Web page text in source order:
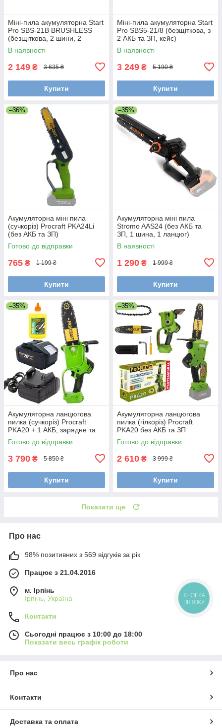
Міні-пила акумуляторна Start
Pro SBS-21B BRUSHLESS
(безщіткова, 2 шини, 2
ланцюга, з АКБ та ЗП)
В наявності
2 149 ₴ 3 635 ₴
Купити
Міні-пила акумуляторна Start
Pro SBS5-21/8 (безщіткова, з
2 АКБ та ЗП, кейс)
В наявності
3 249 ₴ 5 190 ₴
Купити
–36%
Акумуляторна міні пила
(сучкоріз) Procraft PKA24Li
(без АКБ та ЗП)
Готово до відправки
765 ₴ 1 199 ₴
Купити
–35%
Акумуляторна міні пила
Stromo AAS24 (без АКБ та
ЗП, 1 шина, 1 ланцюг)
В наявності
1 290 ₴ 1 999 ₴
Купити
–35%
Акумуляторна ланцюгова
пилка (сучкоріз) Procraft
PKA20 + 1 АКБ, зарядне та
масло ланцюга
Готово до відправки
3 790 ₴ 5 850 ₴
Купити
–35%
Акумуляторна ланцюгова
пилка (гілкоріз) Procraft
PKA20 без АКБ та ЗП
Готово до відправки
2 610 ₴ 3 999 ₴
Купити
Показати ще
Про нас
98% позитивних з 569 відгуків за рік
Працює з 21.04.2016
м. Ірпінь
Ірпінь, Україна
Контакти
Сьогодні працює з 10:00 до 18:00
Показати весь графік роботи
Про нас
Контакти
Доставка та оплата
КНОПКА
ЗВ'ЯЗКУ